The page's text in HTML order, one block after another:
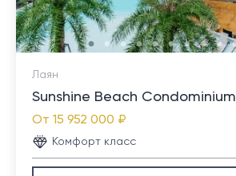
Лаян
Sunshine Beach Condominium
От 15 952 000 ₽
Комфорт класс